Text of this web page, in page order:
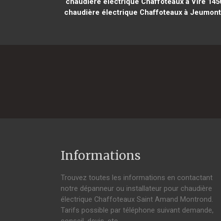
chaudière électrique Chaffoteaux à Jeumont
Informations
Trouvez toutes les informations en contactant
notre dépanneur ou installateur pour chaudière
électrique Chaffoteaux Saint Amand Montrond.
Tarifs possible par téléphone suivant demande,